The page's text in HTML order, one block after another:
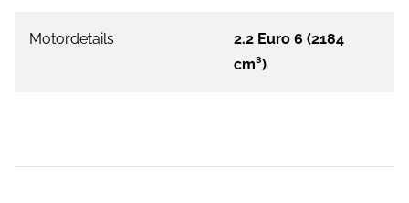
Motordetails
2.2 Euro 6 (2184
cm³)